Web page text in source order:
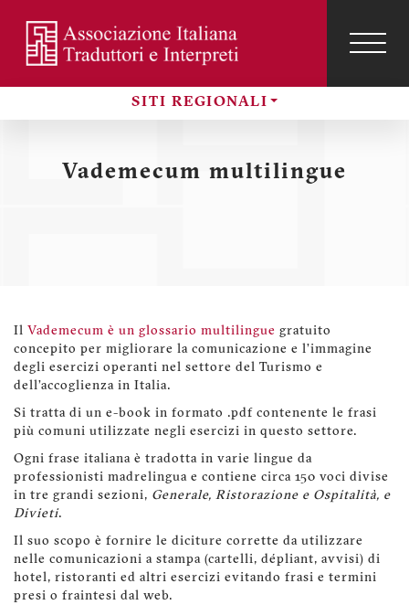
contenuto
principale
Sezioni
SITI REGIONALI
profilo
utente
Vademecum multilingue
Il Vademecum è un glossario multilingue gratuito
concepito per migliorare la comunicazione e l’immagine
degli esercizi operanti nel settore del Turismo e
dell’accoglienza in Italia.
Si tratta di un e-book in formato .pdf contenente le frasi
più comuni utilizzate negli esercizi in questo settore.
Ogni frase italiana è tradotta in varie lingue da
professionisti madrelingua e contiene circa 150 voci divise
in tre grandi sezioni, Generale, Ristorazione e Ospitalità, e
Divieti.
Il suo scopo è fornire le diciture corrette da utilizzare
nelle comunicazioni a stampa (cartelli, dépliant, avvisi) di
hotel, ristoranti ed altri esercizi evitando frasi e termini
presi o fraintesi dal web.